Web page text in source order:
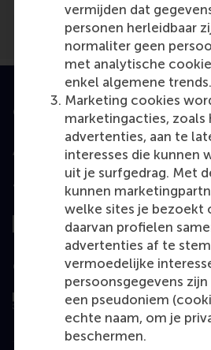
vermijden dat
personen herleidbaar
normaliter geen
met analytische
enkel algemene trends.
Marketing cookies
marketingacties, zoals
advertenties, aan te
interesses die kunnen
uit je surfgedrag. Met
kunnen
welke sites je bezoekt
daarvan profielen
advertenties af te
vermoedelijke
persoonsgegevens
een pseudoniem
echte naam, om je
beschermen.
Geaccrediteerd door
Top gerangschikt
Geëvalueerd door